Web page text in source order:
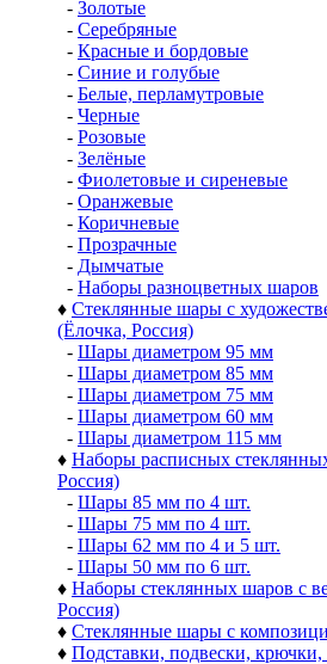
- Золотые
- Серебряные
- Красные и бордовые
- Синие и голубые
- Белые, перламутровые
- Черные
- Розовые
- Зелёные
- Фиолетовые и сиреневые
- Оранжевые
- Коричневые
- Прозрачные
- Дымчатые
- Наборы разноцветных шаров
♦ Стеклянные шары с
(Ёлочка, Россия)
- Шары диаметром 95 мм
- Шары диаметром 85 мм
- Шары диаметром 75 мм
- Шары диаметром 60 мм
- Шары диаметром 115 мм
♦ Наборы расписных
Россия)
- Шары 85 мм по 4 шт.
- Шары 75 мм по 4 шт.
- Шары 62 мм по 4 и 5 шт.
- Шары 50 мм по 6 шт.
♦ Наборы стеклянных шаров с
Россия)
♦ Стеклянные шары с
♦ Подставки, подвески,